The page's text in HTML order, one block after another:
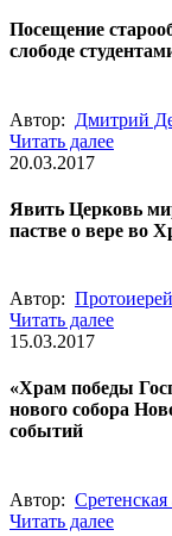
Посещение
слободе
Автор: Дмитрий
Читать далее
20.03.2017
Явить Церковь
пастве о вере во
Автор:
Читать далее
15.03.2017
«Храм победы
нового собора
событий
Автор:
Читать далее